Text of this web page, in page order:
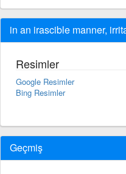
in an irascible manner,
Resimler
Google Resimler
Bing Resimler
Geçmiş